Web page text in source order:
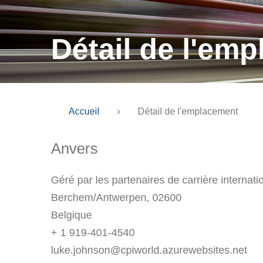
Détail de
Accueil › Détail de l'emplacement
Anvers
Géré par les partenaires de carrière
Berchem/Antwerpen, 02600
Belgique
+ 1 919-401-4540
luke.johnson@cpiworld.azurewebsites.net